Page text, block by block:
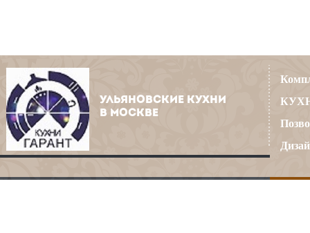
УЛЬЯНОВСКИЕ КУХНИ
В МОСКВЕ